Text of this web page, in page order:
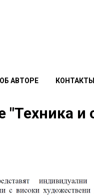
ОБ АВТОРЕ КОНТАКТЫ
и